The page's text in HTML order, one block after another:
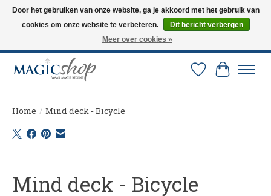
Altijd de nieuwste trucs op voorraad. Snelle verzending via PostNL en DHL.
Langskomen in onze winkel? Bel of mail om een afspraak te maken. 0251-
Verlanglijst
Home / Mind deck - Bicycle
Mind deck - Bicycle
Door het gebruiken van onze website, ga je akkoord met het gebruik van
cookies om onze website te verbeteren.
Dit bericht verbergen
Meer over cookies »